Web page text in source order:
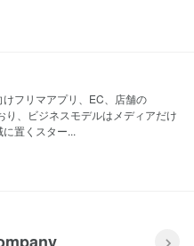
フリマアプリ、EC、店舗の
り、ビジネスモデルはメディアだけ
置くスター...